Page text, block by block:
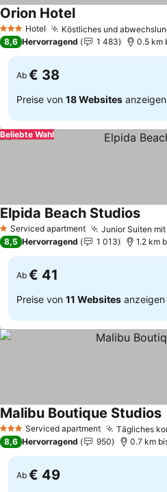
3 SterneHotel Köstliches und
Orion HotelPreise sehen
8,6 Hervorragend 1 483 0.5 km
Ab € 38
Preise von 18 Websites anzeigen
Beliebte Wahl
1 Sterne
Serviced apartment Junior Suiten
Elpida Beach Studios
8,5 Hervorragend 1 013 1.2 km
Ab € 41
Preise von 11 Websites anzeigen
3 SterneServiced apartment Tägliches
Malibu Boutique Studios
8,6 Hervorragend 950 0.7 km
Ab € 49